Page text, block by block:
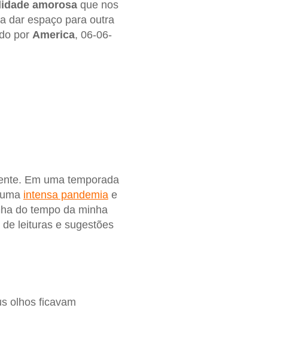
amorosaque nos
dar espaço para outra
por America, 06-06-
Em uma temporada
intensa pandemiae
do tempo da minha
leituras e sugestões
olhos ficavam